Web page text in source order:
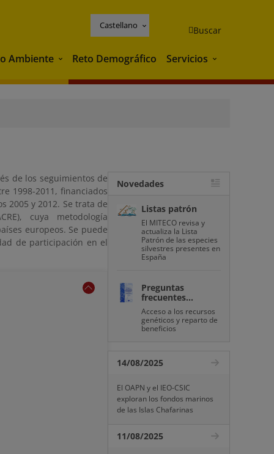
Castellano Buscar
Ambiente Medio Ambiente
Reto Demográfico Servicios Servicios
de los seguimientos de
1998-2011, financiados
2005 y 2012. Se trata de
cuya metodología
europeos. Se puede
de participación en el
Novedades
Listas patrón
El MITECO revisa y
actualiza la Lista
Patrón de las especies
silvestres presentes en
España
Preguntas
frecuentes...
Acceso a los recursos
genéticos y reparto de
beneficios
14/08/2025
El OAPN y el IEO-CSIC
exploran los fondos marinos
de las Islas Chafarinas
11/08/2025